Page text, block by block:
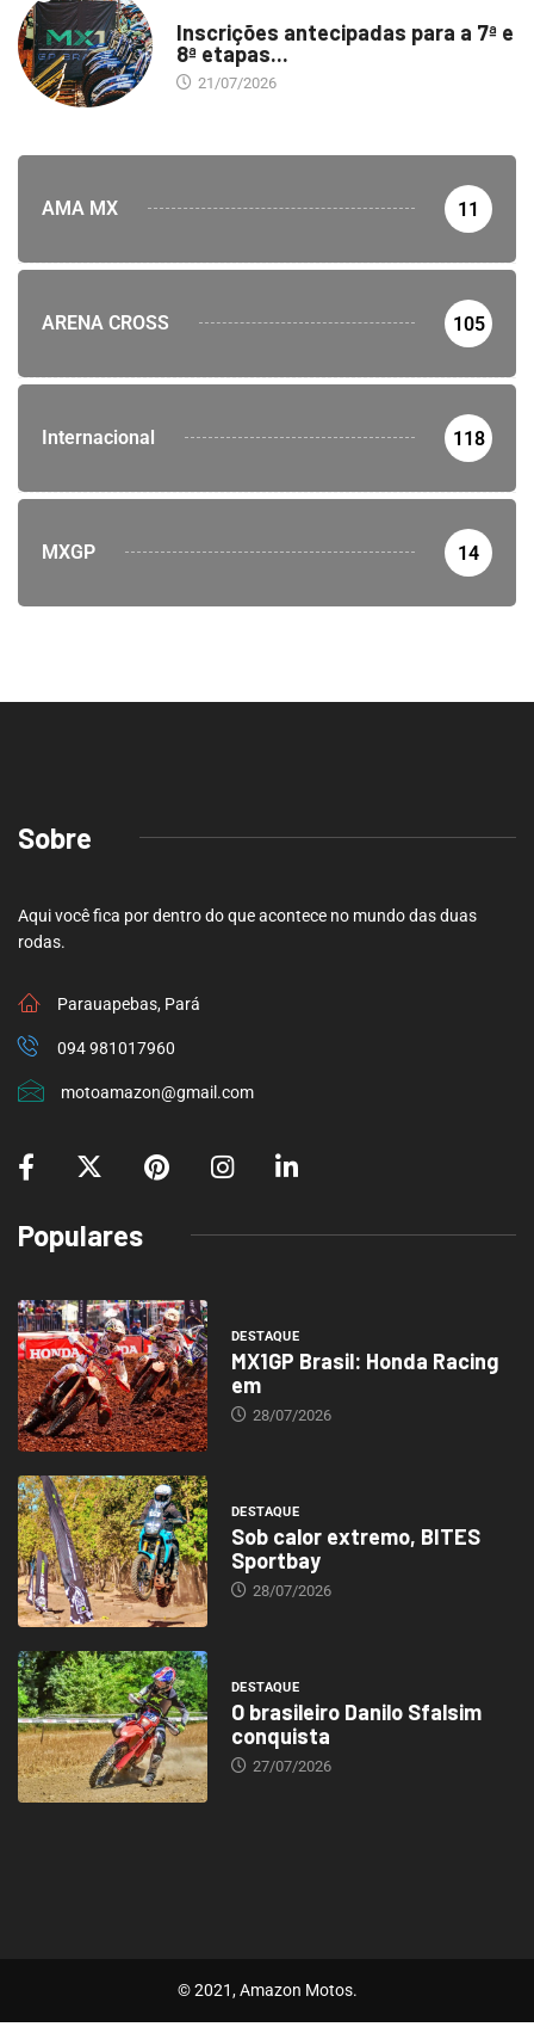
Inscrições antecipadas para a 7ª e
8ª etapas...
21/07/2026
AMA MX 11
ARENA CROSS 105
Internacional 118
MXGP 14
Sobre
Aqui você fica por dentro do que acontece no mundo das duas
rodas.
Parauapebas, Pará
094 981017960
motoamazon@gmail.com
Populares
DESTAQUE
MX1GP Brasil: Honda Racing
em
28/07/2026
DESTAQUE
Sob calor extremo, BITES
Sportbay
28/07/2026
DESTAQUE
O brasileiro Danilo Sfalsim
conquista
27/07/2026
© 2021, Amazon Motos.